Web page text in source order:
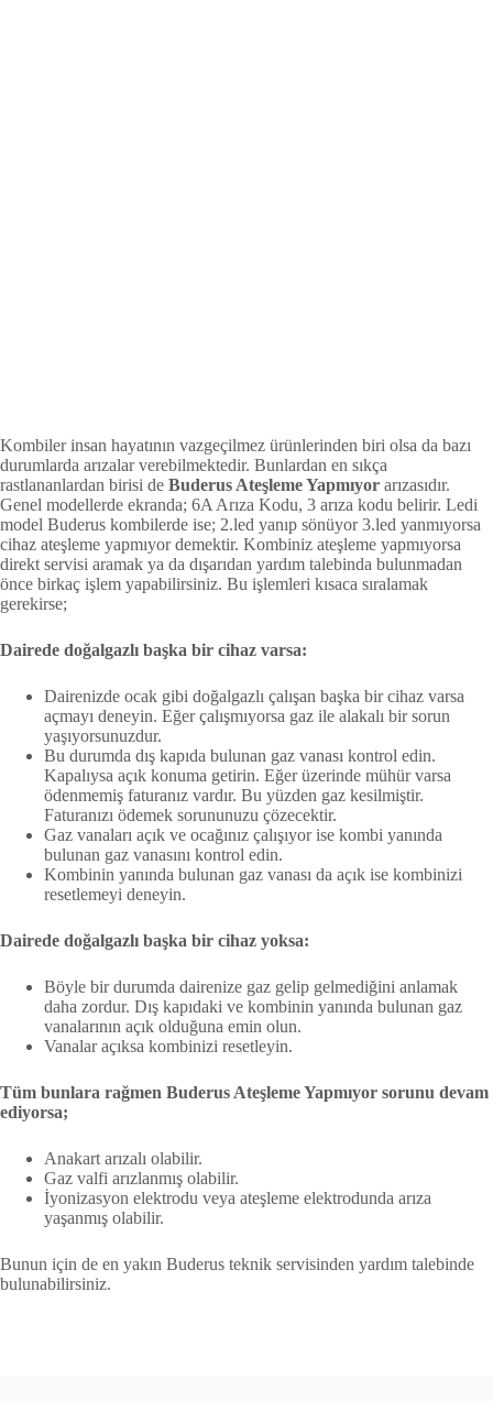
Kombiler insan hayatının vazgeçilmez ürünlerinden biri olsa da bazı
durumlarda arızalar verebilmektedir. Bunlardan en sıkça
rastlananlardan birisi de Buderus Ateşleme Yapmıyor arızasıdır.
Genel modellerde ekranda; 6A Arıza Kodu, 3 arıza kodu belirir. Ledi
model Buderus kombilerde ise; 2.led yanıp sönüyor 3.led yanmıyorsa
cihaz ateşleme yapmıyor demektir. Kombiniz ateşleme yapmıyorsa
direkt servisi aramak ya da dışarıdan yardım talebinda bulunmadan
önce birkaç işlem yapabilirsiniz. Bu işlemleri kısaca sıralamak
gerekirse;
Dairede doğalgazlı başka bir cihaz varsa:
Dairenizde ocak gibi doğalgazlı çalışan başka bir cihaz varsa
açmayı deneyin. Eğer çalışmıyorsa gaz ile alakalı bir sorun
yaşıyorsunuzdur.
Bu durumda dış kapıda bulunan gaz vanası kontrol edin.
Kapalıysa açık konuma getirin. Eğer üzerinde mühür varsa
ödenmemiş faturanız vardır. Bu yüzden gaz kesilmiştir.
Faturanızı ödemek sorununuzu çözecektir.
Gaz vanaları açık ve ocağınız çalışıyor ise kombi yanında
bulunan gaz vanasını kontrol edin.
Kombinin yanında bulunan gaz vanası da açık ise kombinizi
resetlemeyi deneyin.
Dairede doğalgazlı başka bir cihaz yoksa:
Böyle bir durumda dairenize gaz gelip gelmediğini anlamak
daha zordur. Dış kapıdaki ve kombinin yanında bulunan gaz
vanalarının açık olduğuna emin olun.
Vanalar açıksa kombinizi resetleyin.
Tüm bunlara rağmen Buderus Ateşleme Yapmıyor sorunu devam
ediyorsa;
Anakart arızalı olabilir.
Gaz valfi arızlanmış olabilir.
İyonizasyon elektrodu veya ateşleme elektrodunda arıza
yaşanmış olabilir.
Bunun için de en yakın Buderus teknik servisinden yardım talebinde
bulunabilirsiniz.